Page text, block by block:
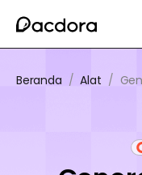
Beranda / Alat /